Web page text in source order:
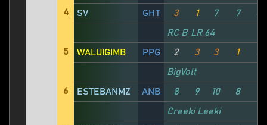
4
SV GHT 3 1 7 7 6
RC Bandit
LR 64
5
WALUIGIMB PPG 2 3 3 1 8
BigVolt
6
ESTEBANMZ ANB 8 9 10 8
Creeki Leeki